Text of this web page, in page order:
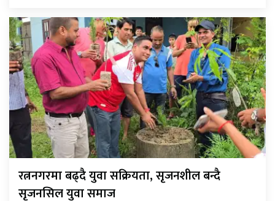
रत्ननगरमा बढ्दै युवा सक्रियता, सृजनशील बन्दै
सृजनसिल युवा समाज